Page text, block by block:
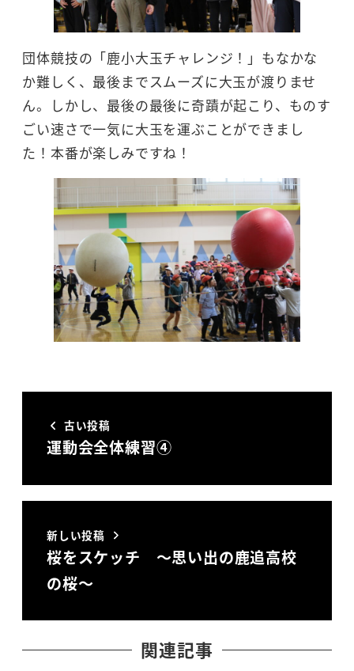
団体競技の「鹿小大玉チャレンジ！」もなかな
か難しく、最後までスムーズに大玉が渡りませ
ん。しかし、最後の最後に奇蹟が起こり、ものす
ごい速さで一気に大玉を運ぶことができまし
た！本番が楽しみですね！
古い投稿
運動会全体練習④
新しい投稿
桜をスケッチ ～思い出の鹿追高校
の桜～
関連記事